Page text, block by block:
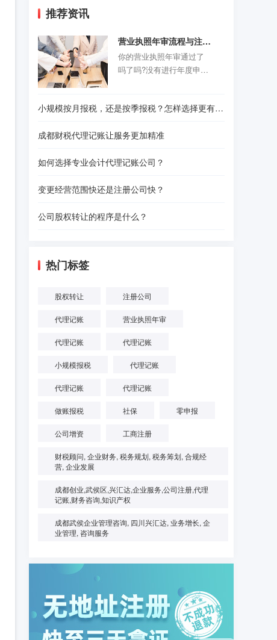
推荐资讯
营业执照年审流程与注意事项
你的营业执照年审通过了
吗了吗?没有进行年度申报
取消，改为企业年度报告
公示时间是每年的1月1日-6
位创业者们准备了一份操
悉怎样操作的人作为参
小规模按月报税，还是按季报税？怎样选择更有利？
成都财税代理记账让服务更加精准
如何选择专业会计代理记账公司？
变更经营范围快还是注册公司快？
公司股权转让的程序是什么？
热门标签
股权转让 注册公司
代理记账 营业执照年审
代理记账 代理记账
小规模报税 代理记账
代理记账 代理记账
做账报税 社保 零申报
公司增资 工商注册
财税顾问, 企业财务, 税务规划, 税务筹划, 合规经
营, 企业发展
成都创业,武侯区,兴汇达,企业服务,公司注册,代理
记账,财务咨询,知识产权
成都武侯企业管理咨询, 四川兴汇达, 业务增长, 企
业管理, 咨询服务